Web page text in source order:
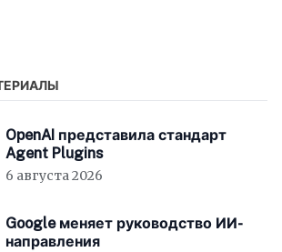
OpenAI представила стандарт
Agent Plugins
6 августа 2026
Google меняет руководство ИИ-
направления